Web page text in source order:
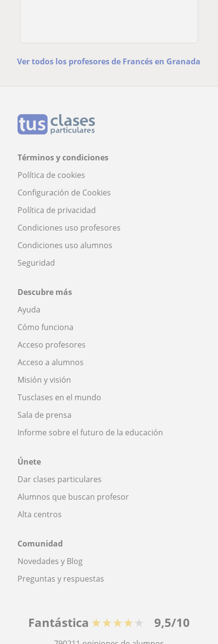
Ver todos los profesores de Francés en Granada
Términos y condiciones
Política de cookies
Configuración de Cookies
Política de privacidad
Condiciones uso profesores
Condiciones uso alumnos
Seguridad
Descubre más
Ayuda
Cómo funciona
Acceso profesores
Acceso a alumnos
Misión y visión
Tusclases en el mundo
Sala de prensa
Informe sobre el futuro de la educación
Únete
Dar clases particulares
Alumnos que buscan profesor
Alta centros
Comunidad
Novedades y Blog
Preguntas y respuestas
Fantástica ★★★★★ 9,5/10